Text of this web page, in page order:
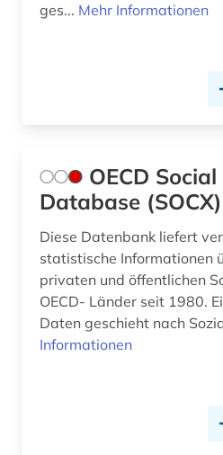
ges... Mehr Informationen
OECD
Database (SOCX)
Diese Datenbank liefert
statistische Informationen
privaten und öffentlichen
OECD- Länder seit 1980.
Daten geschieht nach
Informationen